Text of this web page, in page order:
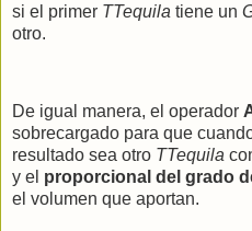
si el primer TTequila tiene un
otro.
De igual manera, el operador
sobrecargado para que
resultado sea otro TTequila
y el proporcional del grado
el volumen que aportan.